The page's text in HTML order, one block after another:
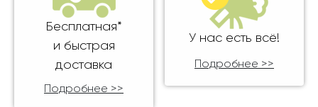
Бесплатная*
и быстрая
доставка
Подробнее >>
У нас есть всё!
Подробнее >>